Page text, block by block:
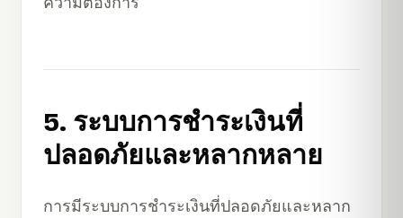
5. ระบบการชำระเงินที่
ปลอดภัยและหลากหลาย
การมีระบบการชำระเงินที่ปลอดภัยและหลาก